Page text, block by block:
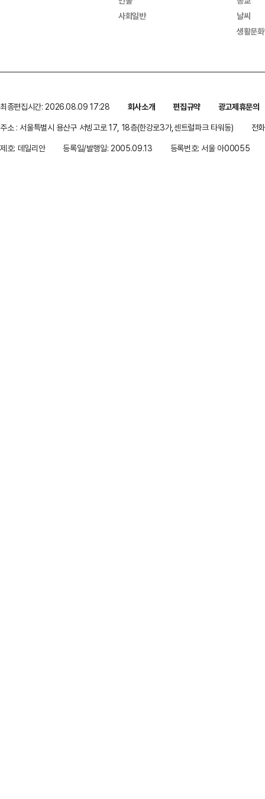
사회일반
날씨
생활문
최종편집시간: 2026.08.09 17:28 회사소개 편집규약
광고제휴문의
주소 : 서울특별시 용산구 서빙고로 17, 18층(한강로3가,센트럴파크 타워동)
전
제호: 데일리안
등록일/발행일: 2005.09.13 등록번호: 서울 아00055